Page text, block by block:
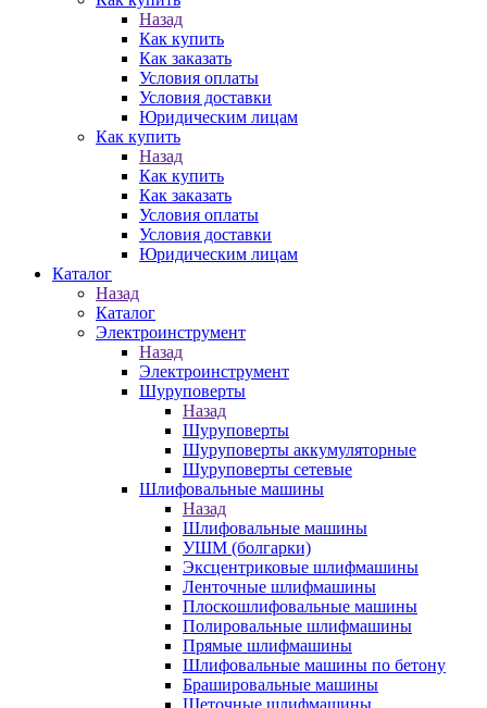
Назад
Как купить
Как заказать
Условия оплаты
Условия доставки
Юридическим лицам
Как купить
Назад
Как купить
Как заказать
Условия оплаты
Условия доставки
Юридическим лицам
Каталог
Назад
Каталог
Электроинструмент
Назад
Электроинструмент
Шуруповерты
Назад
Шуруповерты
Шуруповерты аккумуляторные
Шуруповерты сетевые
Шлифовальные машины
Назад
Шлифовальные машины
УШМ (болгарки)
Эксцентриковые шлифмашины
Ленточные шлифмашины
Плоскошлифовальные машины
Полировальные шлифмашины
Прямые шлифмашины
Шлифовальные машины по бетону
Брашировальные машины
Щеточные шлифмашины